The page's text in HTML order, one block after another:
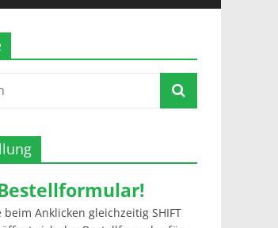
beim Anklicken gleichzeitig SHIFT